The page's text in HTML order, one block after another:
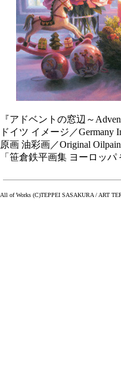
『アドベントの窓辺～
ドイツ イメージ／Germany
原画 油彩画／Original
「笹倉鉄平画集 ヨーロッ
All of Works (C)TEPPEI SASAKURA / ART